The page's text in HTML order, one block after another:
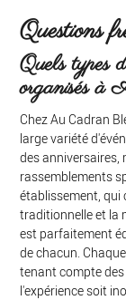
Questions
Quels types
organisés
Chez Au Cadran
large variété
des anniversaires,
rassemblements
établissement, qui
traditionnelle et la
est parfaitement
de chacun.
tenant compte
l'expérience soit